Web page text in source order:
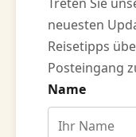
neuesten
Reisetipps
Posteingang
Name